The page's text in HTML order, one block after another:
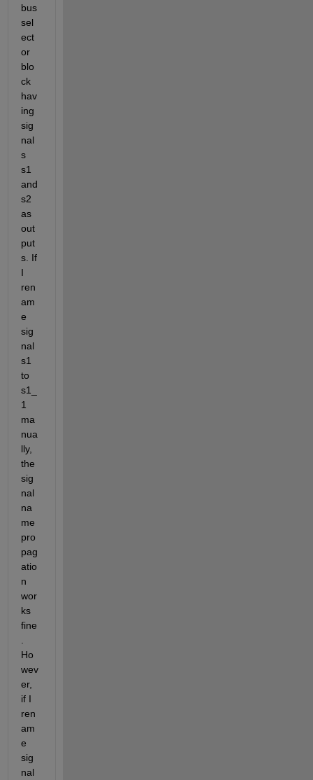
bus
sel
ect
or
blo
ck
hav
ing
sig
nal
s
s1
and
s2
as
out
put
s. If
I
ren
am
e
sig
nal
s1
to
s1_
1
ma
nua
lly,
the
sig
nal
na
me
pro
pag
atio
n
wor
ks
fine
Ho
wev
er,
if I
ren
am
e
sig
nal